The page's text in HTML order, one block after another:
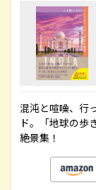
混沌と喧噪、行
ド。「地球の歩
絶景集！